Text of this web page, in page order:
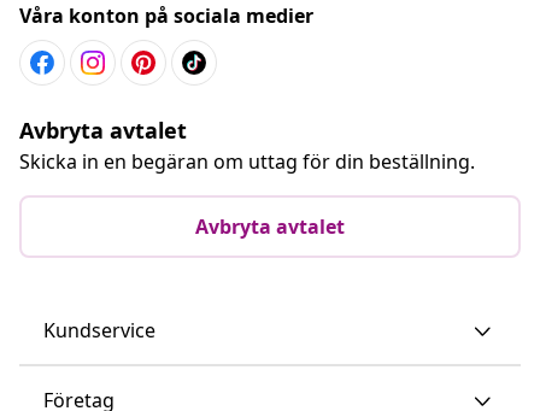
Våra konton på sociala medier
Avbryta avtalet
Skicka in en begäran om uttag för din beställning.
Avbryta avtalet
Kundservice
Företag